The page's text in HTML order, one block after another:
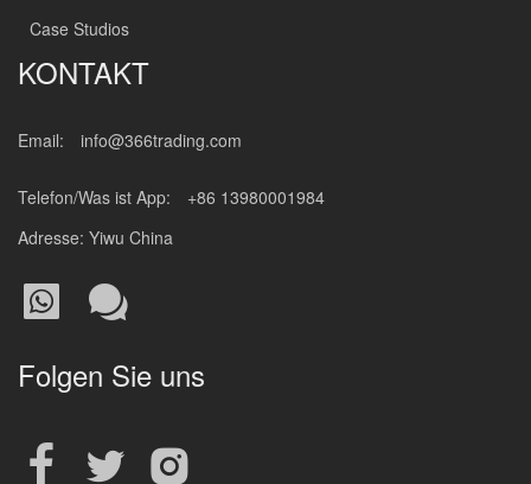
Case Studios
KONTAKT
Email: info@366trading.com
Telefon/Was ist App:
+86 13980001984
Adresse: Yiwu China
Folgen Sie uns